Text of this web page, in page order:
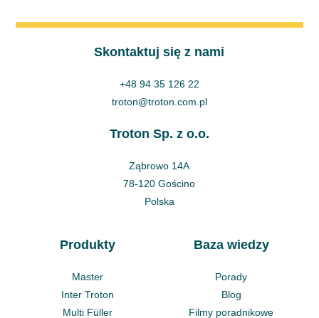
Skontaktuj się z nami
+48 94 35 126 22
troton@troton.com.pl
Troton Sp. z o.o.
Ząbrowo 14A
78-120 Gościno
Polska
Produkty
Master
Inter Troton
Multi Füller
Baza wiedzy
Porady
Blog
Filmy poradnikowe